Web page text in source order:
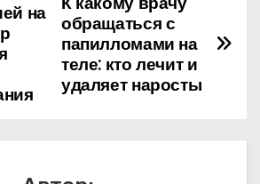
обращаться с
папилломами на
теле: кто лечит и
удаляет наросты
на